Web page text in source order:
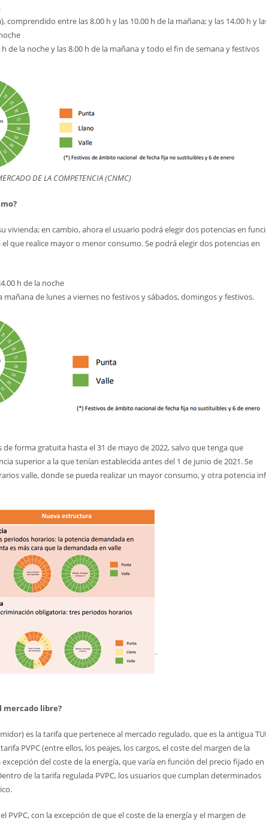
entre las 8.00 h y las 10.00 h de la mañana; y las 14.00 h y
de la noche y las 8.00 h de la mañana y todo el fin de semana y festivos
DE LA COMPETENCIA (CNMC)
vivienda; en cambio, ahora el usuario podrá elegir dos potencias en
que realice mayor o menor consumo. Se podrá elegir dos potencias en
h de la noche
mañana de lunes a viernes no festivos y sábados, domingos y festivos.
forma gratuita hasta el 31 de mayo de 2022, salvo que tenga que
superior a la que tenían establecida antes del 1 de junio de 2021. Se
valle, donde se pueda realizar un mayor consumo, y otra potencia
mercado libre?
es la tarifa que pertenece al mercado regulado, que es la antigua
PVPC (entre ellos, los peajes, los cargos, el coste del margen de la
del coste de la energía, que varía en función del precio fijado en
de la tarifa regulada PVPC, los usuarios que cumplan determinados
con la excepción de que el coste de la energía y el margen de